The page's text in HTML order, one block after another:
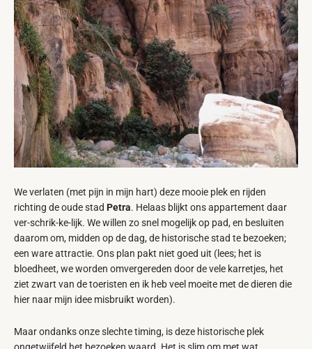
We verlaten (met pijn in mijn hart) deze mooie plek en rijden
richting de oude stad Petra. Helaas blijkt ons appartement daar
ver-schrik-ke-lijk. We willen zo snel mogelijk op pad, en besluiten
daarom om, midden op de dag, de historische stad te bezoeken;
een ware attractie. Ons plan pakt niet goed uit (lees; het is
bloedheet, we worden omvergereden door de vele karretjes, het
ziet zwart van de toeristen en ik heb veel moeite met de dieren die
hier naar mijn idee misbruikt worden).
Maar ondanks onze slechte timing, is deze historische plek